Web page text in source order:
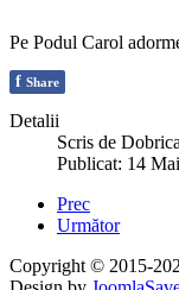
Pe Podul Carol
f Share
Detalii
Scris de
Publicat: 14
Prec
Următor
Copyright © 2015-